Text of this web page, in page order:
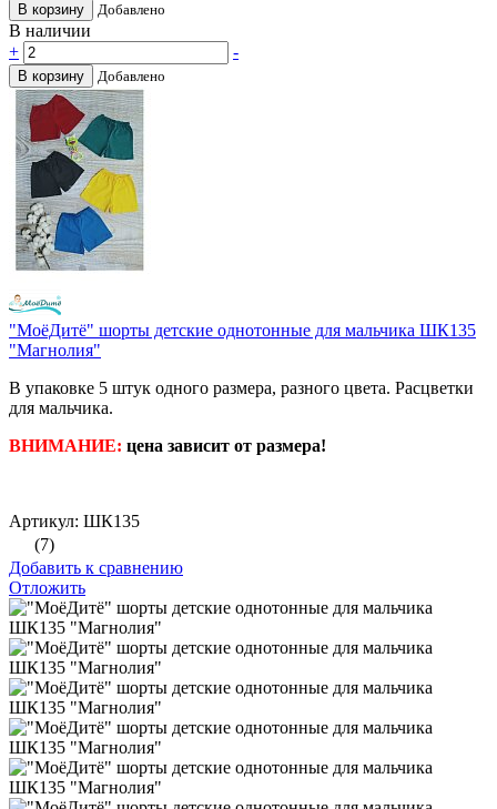
В корзину Добавлено
В наличии
+
-
В корзину Добавлено
"МоёДитё" шорты детские однотонные для мальчика ШК135
"Магнолия"
В упаковке 5 штук одного размера, разного цвета. Расцветки
для мальчика.
ВНИМАНИЕ: цена зависит от размера!
Артикул: ШК135
(7)
Добавить к сравнению
Отложить